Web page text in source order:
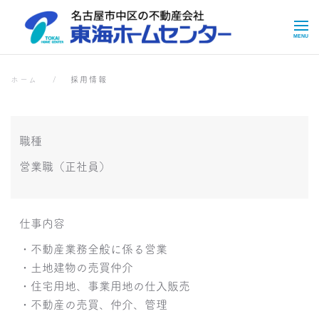
Skip to main content
採用情報
採用情報
ホーム 採用情報
職種
営業職（正社員）
仕事内容
・不動産業務全般に係る営業
・土地建物の売買仲介
・住宅用地、事業用地の仕入販売
・不動産の売買、仲介、管理